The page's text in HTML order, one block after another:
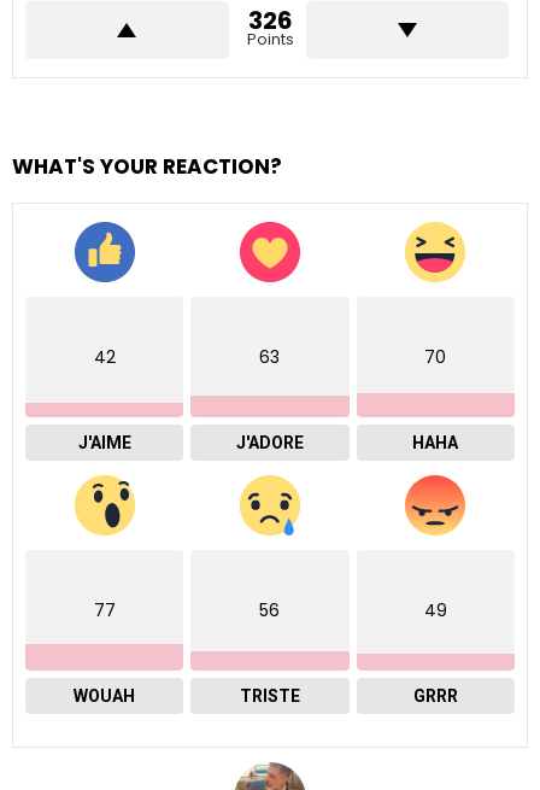
326
Points
WHAT'S YOUR REACTION?
42
J'AIME
63
J'ADORE
70
HAHA
77
WOUAH
56
TRISTE
49
GRRR